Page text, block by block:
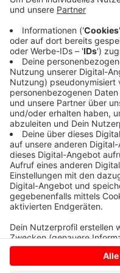
Die Polizei schrieb
Platzverweise. Schon
die Polizei in
Kartenspielern auf,
Corona-Regeln
Anzeige